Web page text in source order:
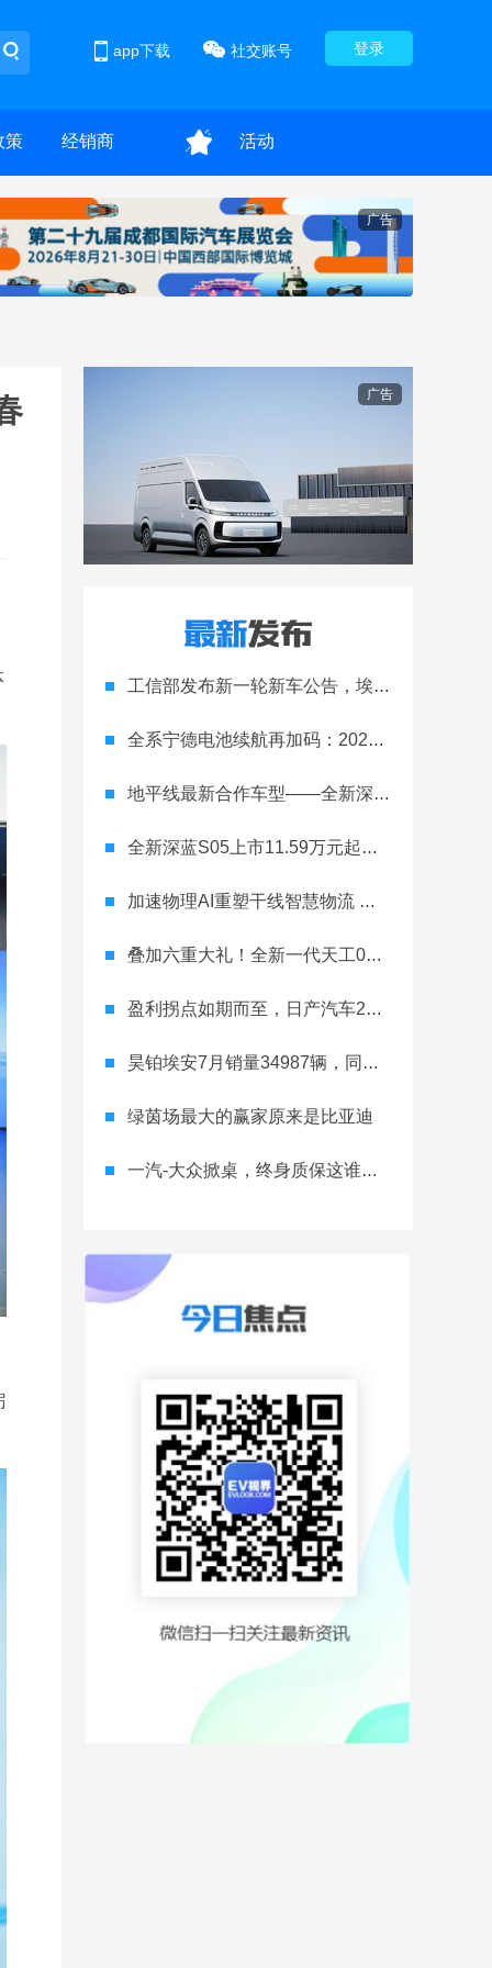
登录
社交账号
app下载
策 经销商 活动
广告
广告
工信部发布新一轮新车公告，埃安Ray 7引发关注
全系宁德电池续航再加码：2027款埃安RT上市，9.98万元起
地平线最新合作车型——全新深蓝S05正式上市！
全新深蓝S05上市11.59万元起，全球时尚激光智能SUV全面进阶
加速物理AI重塑干线智慧物流 智加科技战略合作图达通
叠加六重大礼！全新一代天工08 670 Max上市限时价17.99万元
盈利拐点如期而至，日产汽车26财年一季度财报释放稳健增长信号
昊铂埃安7月销量34987辆，同比增长31.74%，全新Ray系列蓄势待发
绿茵场最大的赢家原来是比亚迪
一汽-大众掀桌，终身质保这谁顶得住？